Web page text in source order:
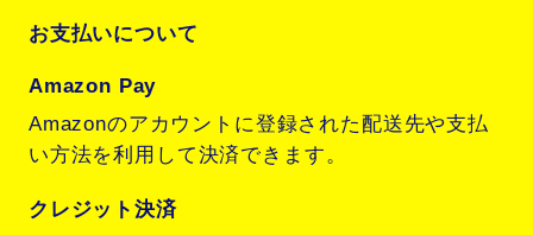
お支払いについて
Amazon Pay
Amazonのアカウントに登録された配送先や支払
い方法を利用して決済できます。
クレジット決済